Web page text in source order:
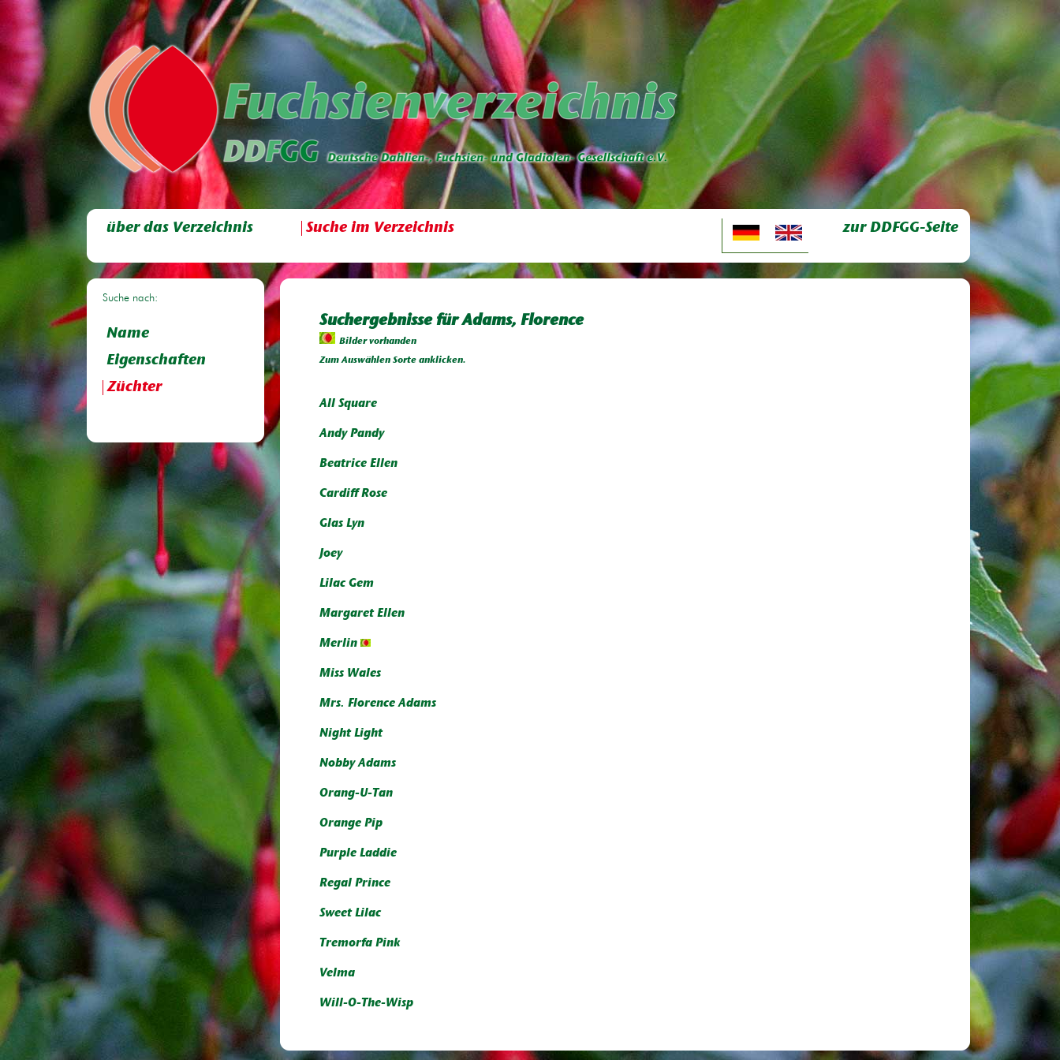
über das Verzeichnis Suche im Verzeichnis zur DDFGG-Seite
Suche nach:
Name
Eigenschaften
Züchter
Suchergebnisse für Adams, Florence
Bilder vorhanden
Zum Auswählen Sorte anklicken.
All Square
Andy Pandy
Beatrice Ellen
Cardiff Rose
Glas Lyn
Joey
Lilac Gem
Margaret Ellen
Merlin
Miss Wales
Mrs. Florence Adams
Night Light
Nobby Adams
Orang-U-Tan
Orange Pip
Purple Laddie
Regal Prince
Sweet Lilac
Tremorfa Pink
Velma
Will-O-The-Wisp